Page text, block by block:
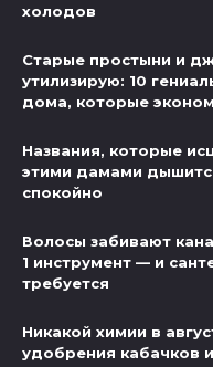
холодов
Старые простыни и
утилизирую: 10
дома, которые
Названия, которые
этими дамами
спокойно
Волосы забивают
1 инструмент — и
требуется
Никакой химии в
удобрения кабачков